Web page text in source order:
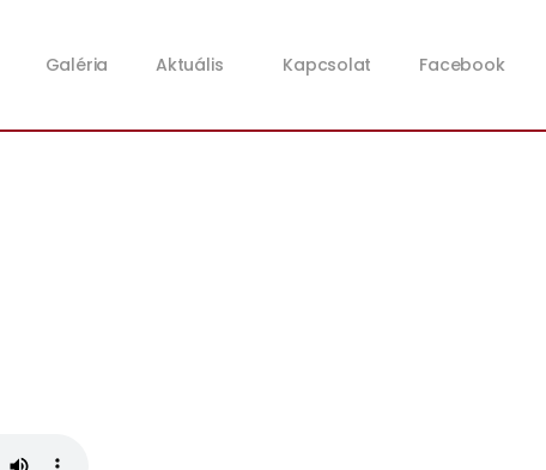
Galéria Aktuális Kapcsolat Facebook